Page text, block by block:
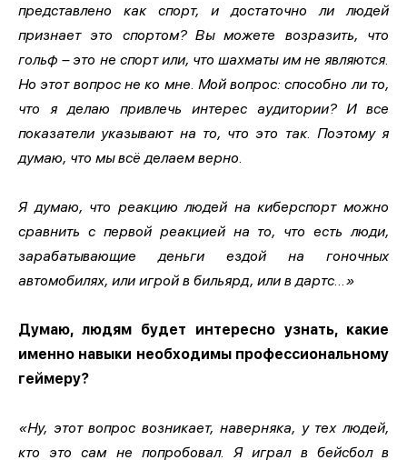
представлено как спорт, и достаточно ли людей
признает это спортом? Вы можете возразить, что
гольф – это не спорт или, что шахматы им не являются.
Но этот вопрос не ко мне. Мой вопрос: способно ли то,
что я делаю привлечь интерес аудитории? И все
показатели указывают на то, что это так. Поэтому я
думаю, что мы всё делаем верно.
Я думаю, что реакцию людей на киберспорт можно
сравнить с первой реакцией на то, что есть люди,
зарабатывающие деньги ездой на гоночных
автомобилях, или игрой в бильярд, или в дартс…»
Думаю, людям будет интересно узнать, какие
именно навыки необходимы профессиональному
геймеру?
«Ну, этот вопрос возникает, наверняка, у тех людей,
кто это сам не попробовал. Я играл в бейсбол в